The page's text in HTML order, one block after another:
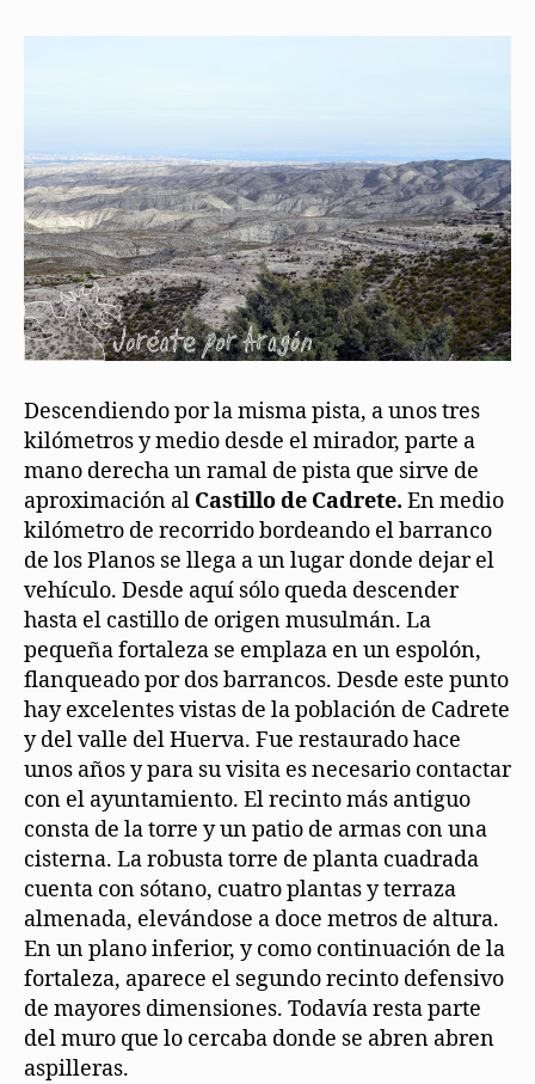
Descendiendo por la misma pista, a unos tres
kilómetros y medio desde el mirador, parte a
mano derecha un ramal de pista que sirve de
aproximación al Castillo de Cadrete. En medio
kilómetro de recorrido bordeando el barranco
de los Planos se llega a un lugar donde dejar el
vehículo. Desde aquí sólo queda descender
hasta el castillo de origen musulmán. La
pequeña fortaleza se emplaza en un espolón,
flanqueado por dos barrancos. Desde este punto
hay excelentes vistas de la población de Cadrete
y del valle del Huerva. Fue restaurado hace
unos años y para su visita es necesario contactar
con el ayuntamiento. El recinto más antiguo
consta de la torre y un patio de armas con una
cisterna. La robusta torre de planta cuadrada
cuenta con sótano, cuatro plantas y terraza
almenada, elevándose a doce metros de altura.
En un plano inferior, y como continuación de la
fortaleza, aparece el segundo recinto defensivo
de mayores dimensiones. Todavía resta parte
del muro que lo cercaba donde se abren abren
aspilleras.